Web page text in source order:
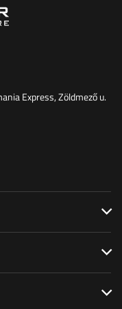
Express, Zöldmező u.